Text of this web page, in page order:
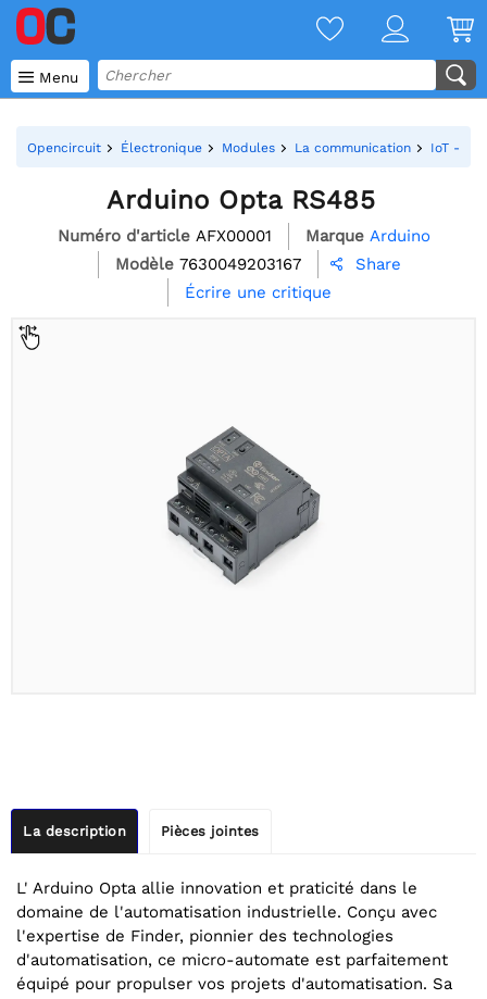
 Menu
Opencircuit Électronique Modules La communication IoT -
Arduino Opta RS485
Numéro d'article AFX00001 Marque Arduino
Modèle 7630049203167 
Share
Écrire une critique
La description Pièces jointes
L' Arduino Opta allie innovation et praticité dans le
domaine de l'automatisation industrielle. Conçu avec
l'expertise de Finder, pionnier des technologies
d'automatisation, ce micro-automate est parfaitement
équipé pour propulser vos projets d'automatisation. Sa